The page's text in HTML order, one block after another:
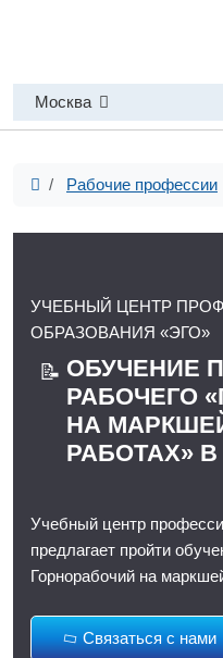
Москва
Рабочие профессии
УЧЕБНЫЙ ЦЕНТР
ОБРАЗОВАНИЯ «ЭГО»
📝 ОБУЧЕНИЕ
РАБОЧЕГО
НА
РАБОТАХ»
Учебный центр
предлагает пройти
Горнорабочий на
Связаться с нами